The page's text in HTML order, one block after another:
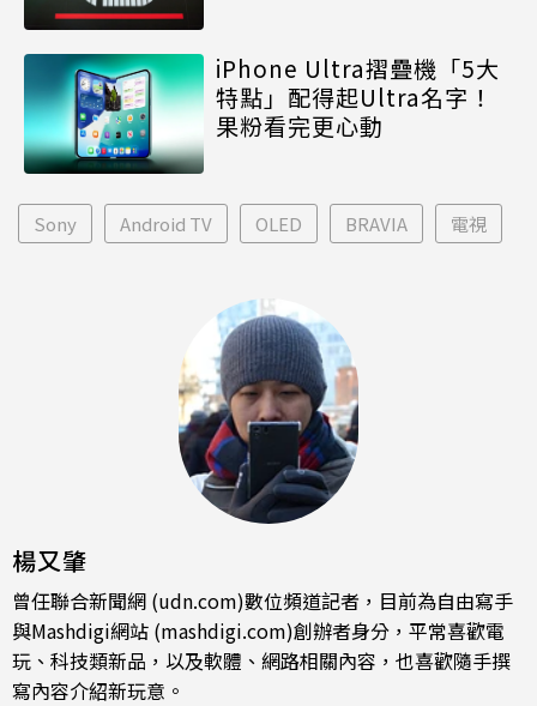
iPhone Ultra摺疊機「5大
特點」配得起Ultra名字！
果粉看完更心動
Sony Android TV OLED BRAVIA 電視
楊又肇
曾任聯合新聞網 (udn.com)數位頻道記者，目前為自由寫手
與Mashdigi網站 (mashdigi.com)創辦者身分，平常喜歡電
玩、科技類新品，以及軟體、網路相關內容，也喜歡隨手撰
寫內容介紹新玩意。